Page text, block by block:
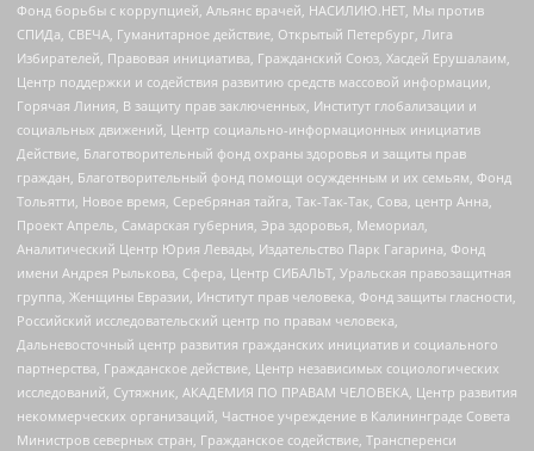
Фонд борьбы с коррупцией, Альянс врачей, НАСИЛИЮ.НЕТ, Мы против
СПИДа, СВЕЧА, Гуманитарное действие, Открытый Петербург, Лига
Избирателей, Правовая инициатива, Гражданский Союз, Хасдей Ерушалаим,
Центр поддержки и содействия развитию средств массовой информации,
Горячая Линия, В защиту прав заключенных, Институт глобализации и
социальных движений, Центр социально-информационных инициатив
Действие, Благотворительный фонд охраны здоровья и защиты прав
граждан, Благотворительный фонд помощи осужденным и их семьям, Фонд
Тольятти, Новое время, Серебряная тайга, Так-Так-Так, Сова, центр Анна,
Проект Апрель, Самарская губерния, Эра здоровья, Мемориал,
Аналитический Центр Юрия Левады, Издательство Парк Гагарина, Фонд
имени Андрея Рылькова, Сфера, Центр СИБАЛЬТ, Уральская правозащитная
группа, Женщины Евразии, Институт прав человека, Фонд защиты гласности,
Российский исследовательский центр по правам человека,
Дальневосточный центр развития гражданских инициатив и социального
партнерства, Гражданское действие, Центр независимых социологических
исследований, Сутяжник, АКАДЕМИЯ ПО ПРАВАМ ЧЕЛОВЕКА, Центр развития
некоммерческих организаций, Частное учреждение в Калининграде Совета
Министров северных стран, Гражданское содействие, Трансперенси